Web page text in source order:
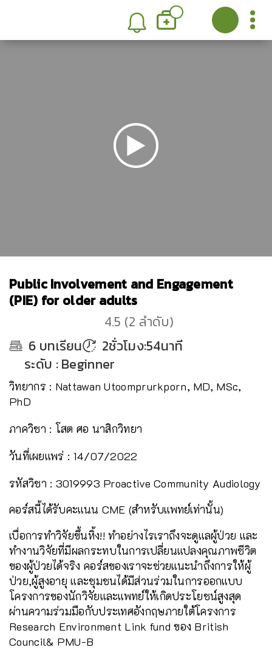
Public Involvement and Engagement
(PIE) for older adults
4.5 (2 ลำดับ)
6 บทเรียน
2ชั่วโมง:54นาที
ระดับ :Beginner
วิทยากร : Nattawan Utoomprurkporn, MD, MSc,
PhD
ภาควิชา : โสต ศอ นาสิกวิทยา
วันที่เผยแพร่ : 14/07/2022
รหัสวิชา : 3019993 Proactive Community Audiology
คอร์สนี้ได้รับคะแนน CME (สำหรับแพทย์เท่านั้น)
เบื่อการทำวิจัยขึ้นหิ้ง!! ทำอย่างไรเราถึงจะดูแลผู้ป่วย และ
ทำงานวิจัยที่มีผลกระทบในการเปลี่ยนแปลงคุณภาพชีวิต
ของผู้ป่วยได้จริง คอร์สของเราจะช่วยแนะนำถึงการให้ผู้
ป่วย,ผู้สูงอายุ และชุมชนได้มีส่วนร่วมในการออกแบบ
โครงการของนักวิจัยและแพทย์ให้เกิดประโยชน์สูงสุด
ผ่านความร่วมมือกับประเทศอังกฤษภายใต้โครงการ
Research Environment Link fund ของ British
Council& PMU-B